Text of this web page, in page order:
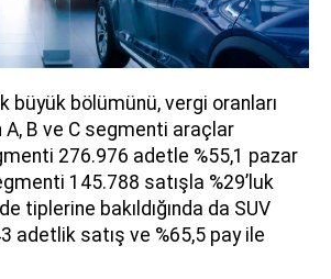
büyük bölümünü, vergi oranları
A, B ve C segmenti araçlar
276.976 adetle %55,1 pazar
145.788 satışla %29’luk
tiplerine bakıldığında da SUV
adetlik satış ve %65,5 pay ile